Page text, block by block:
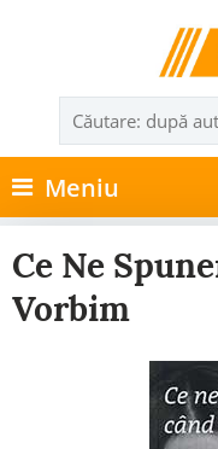
Meniu
Ce Ne
Vorbim